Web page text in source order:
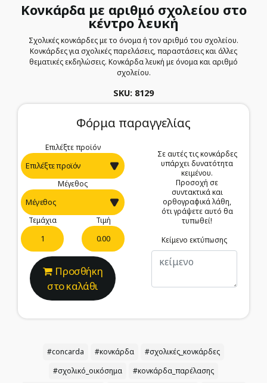
Κονκάρδα με αριθμό σχολείου στο
κέντρο λευκή
Σχολικές κονκάρδες με το όνομα ή τον αριθμό του σχολείου.
Κονκάρδες για σχολικές παρελάσεις, παραστάσεις και άλλες
θεματικές εκδηλώσεις. Κονκάρδα λευκή με όνομα και αριθμό
σχολείου.
SKU: 8129
Φόρμα παραγγελίας
Επιλέξτε προϊόν
Μέγεθος
Τεμάχια Τιμή
0.00
Προσθήκη
στο καλάθι
Σε αυτές τις κονκάρδες
υπάρχει δυνατότητα
κειμένου.
Προσοχή σε
συντακτικά και
ορθογραφικά λάθη,
ότι γράψετε αυτό θα
τυπωθεί!
Κείμενο εκτύπωσης
#concarda #κονκάρδα
#σχολικές_κονκάρδες
#σχολικό_οικόσημα
#κονκάρδα_παρέλασης